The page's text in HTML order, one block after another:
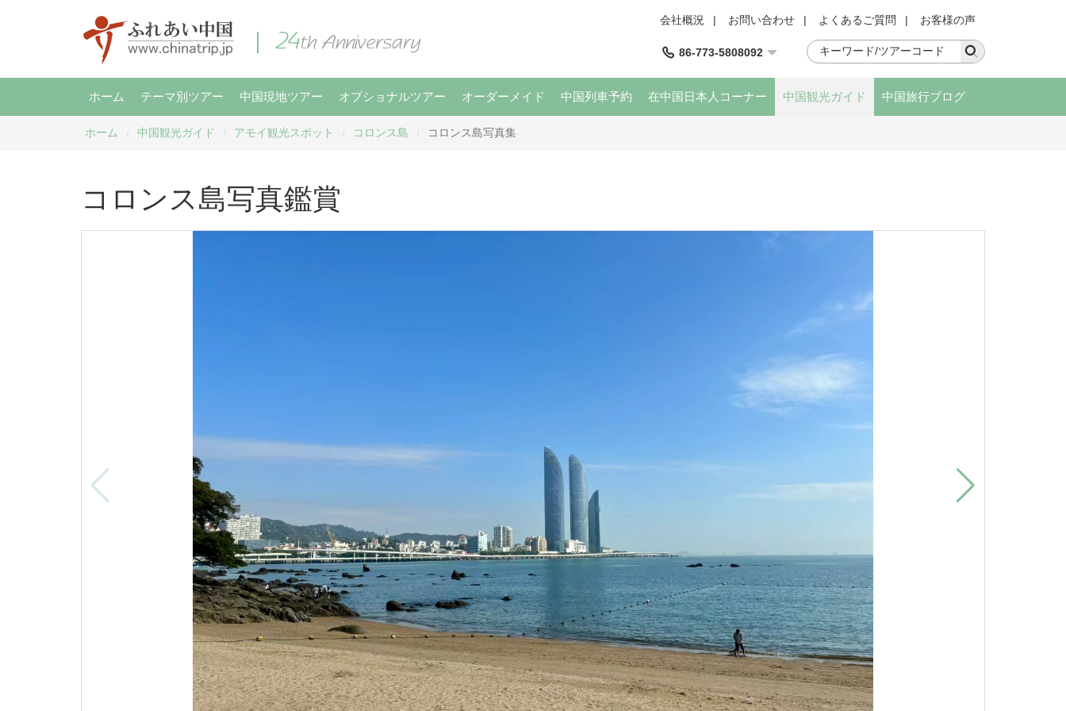
会社概況 | お問い合わせ | よくあるご質問 | お客様の声
86-773-5808092
ホーム テーマ別ツアー 中国現地ツアー オプショナルツアー オーダーメイド 中国列車予約 在中国日本人コーナー 中国観光ガイド 中国旅行ブログ
ホーム 中国観光ガイド アモイ観光スポット コロンス島 コロンス島写真集
コロンス島写真鑑賞